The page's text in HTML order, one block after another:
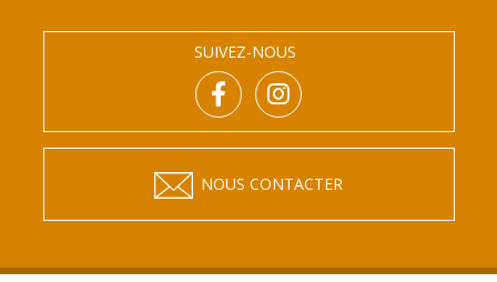
SUIVEZ-NOUS
NOUS CONTACTER